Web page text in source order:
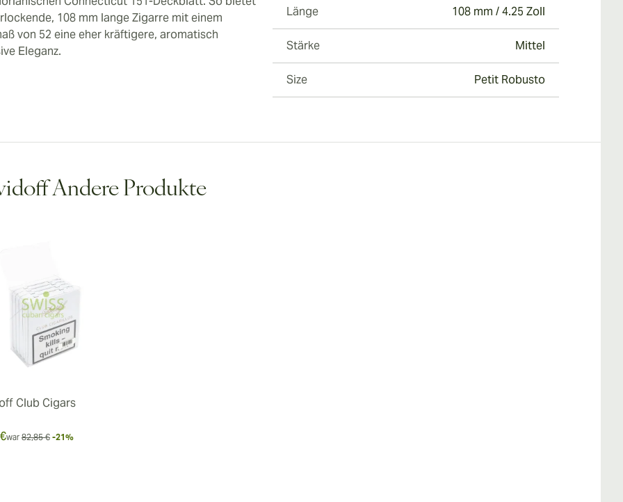
108 mm lange Zigarre mit einem
von 52 eine eher kräftigere, aromatisch
Eleganz.
Länge 108 mm / 4.25 Zoll
Stärke Mittel
Size Petit Robusto
Andere Produkte
Club Cigars
war 82,85 € -21%